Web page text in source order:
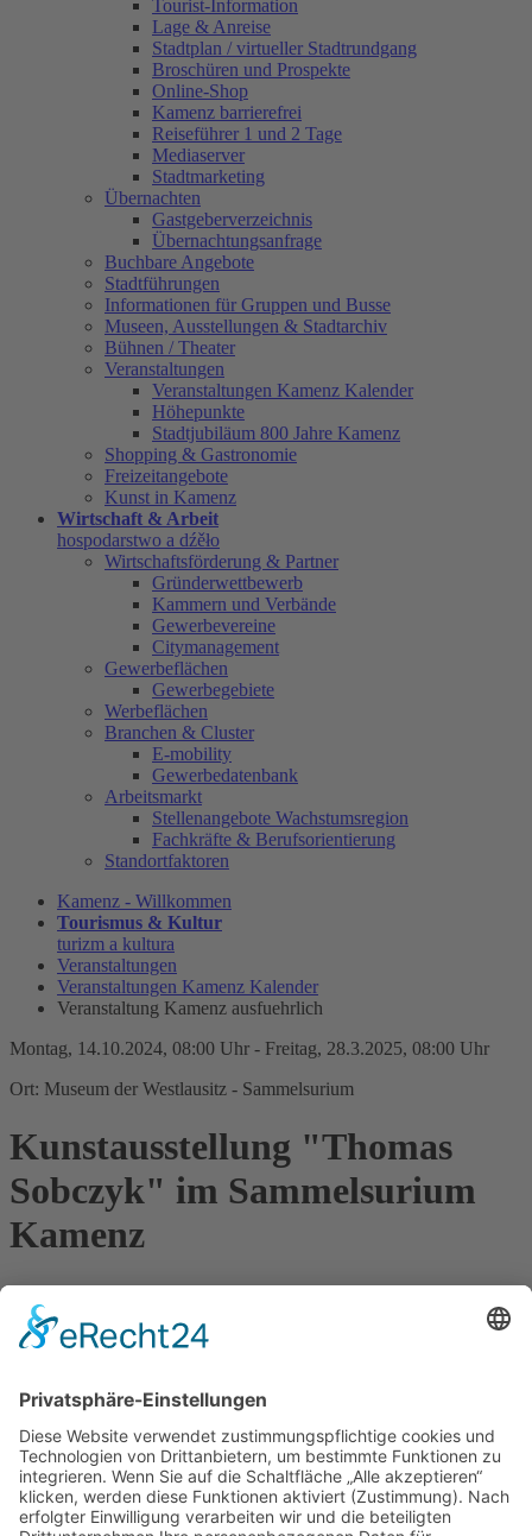
Tourist-Information
Lage & Anreise
Stadtplan / virtueller Stadtrundgang
Broschüren und Prospekte
Online-Shop
Kamenz barrierefrei
Reiseführer 1 und 2 Tage
Mediaserver
Stadtmarketing
Übernachten
Gastgeberverzeichnis
Übernachtungsanfrage
Buchbare Angebote
Stadtführungen
Informationen für Gruppen und Busse
Museen, Ausstellungen & Stadtarchiv
Bühnen / Theater
Veranstaltungen
Veranstaltungen Kamenz Kalender
Höhepunkte
Stadtjubiläum 800 Jahre Kamenz
Shopping & Gastronomie
Freizeitangebote
Kunst in Kamenz
Wirtschaft & Arbeit
hospodarstwo a dźěło
Wirtschaftsförderung & Partner
Gründerwettbewerb
Kammern und Verbände
Gewerbevereine
Citymanagement
Gewerbeflächen
Gewerbegebiete
Werbeflächen
Branchen & Cluster
E-mobility
Gewerbedatenbank
Arbeitsmarkt
Stellenangebote Wachstumsregion
Fachkräfte & Berufsorientierung
Standortfaktoren
Kamenz - Willkommen
Tourismus & Kultur
turizm a kultura
Veranstaltungen
Veranstaltungen Kamenz Kalender
Veranstaltung Kamenz ausfuehrlich
Montag, 14.10.2024, 08:00 Uhr - Freitag, 28.3.2025, 08:00 Uhr
Ort: Museum der Westlausitz - Sammelsurium
Kunstausstellung "Thomas
Sobczyk" im Sammelsurium
Kamenz
Museums der Westlausitz werden bis März 2025 Bilder des
Hoyerswerdaer Malers Thomas Sobczyk gezeigt. Zu sehen sind
Stimmungen, Lichtverhältnisse, der Lauf der Jahreszeiten, die
schafft Raum für Meditation. Die Ausstellung kann kostenfrei von
Mo-Fr 8-16 Uhr besucht werden.
weitere Informationen:https://www.museum-
westlausitz.de/museum/sammelsurium-schaumagazin-und-